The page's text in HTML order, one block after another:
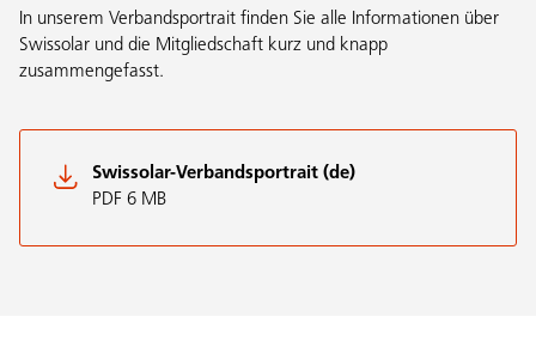
In unserem Verbandsportrait finden Sie alle Informationen über
Swissolar und die Mitgliedschaft kurz und knapp
zusammengefasst.
Swissolar-Verbandsportrait (de)
PDF 6 MB